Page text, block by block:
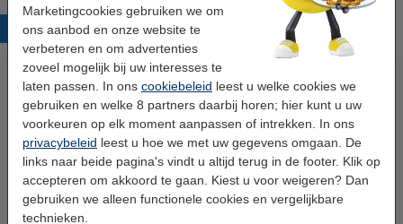
Marketingcookies gebruiken we om
ons aanbod en onze website te
verbeteren en om advertenties
zoveel mogelijk bij uw interesses te
laten passen. In ons cookiebeleid leest u welke cookies we
gebruiken en welke 8 partners daarbij horen; hier kunt u uw
voorkeuren op elk moment aanpassen of intrekken. In ons
privacybeleid leest u hoe we met uw gegevens omgaan. De
links naar beide pagina's vindt u altijd terug in de footer. Klik op
accepteren om akkoord te gaan. Kiest u voor weigeren? Dan
gebruiken we alleen functionele cookies en vergelijkbare
technieken.
Populaire producten
Canon C-EXV 26 BK toner zwart
(origineel)
Canon C-EXV 26 C toner cyaan